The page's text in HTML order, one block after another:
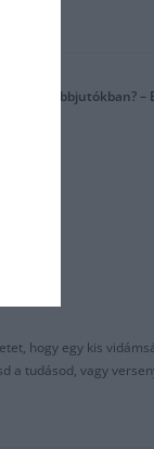
a továbbjutókban?
hogy egy kis
a tudásod, vagy